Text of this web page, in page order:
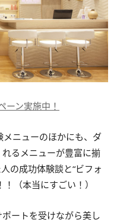
ン実施中！
ニューのほかにも、ダ
るメニューが豊富に揃
の成功体験談と“ビフォ
（本当にすごい！）
ートを受けながら美し